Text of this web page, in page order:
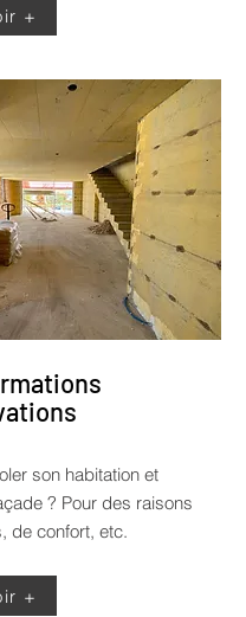
+
son habitation et
? Pour des raisons
de confort, etc.
+